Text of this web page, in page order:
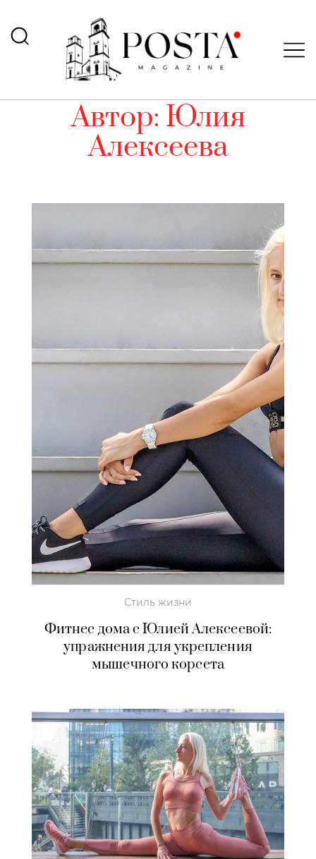
Автор: Юлия
Алексеева
Стиль жизни
Фитнес дома с Юлией Алексеевой:
упражнения для укрепления
мышечного корсета